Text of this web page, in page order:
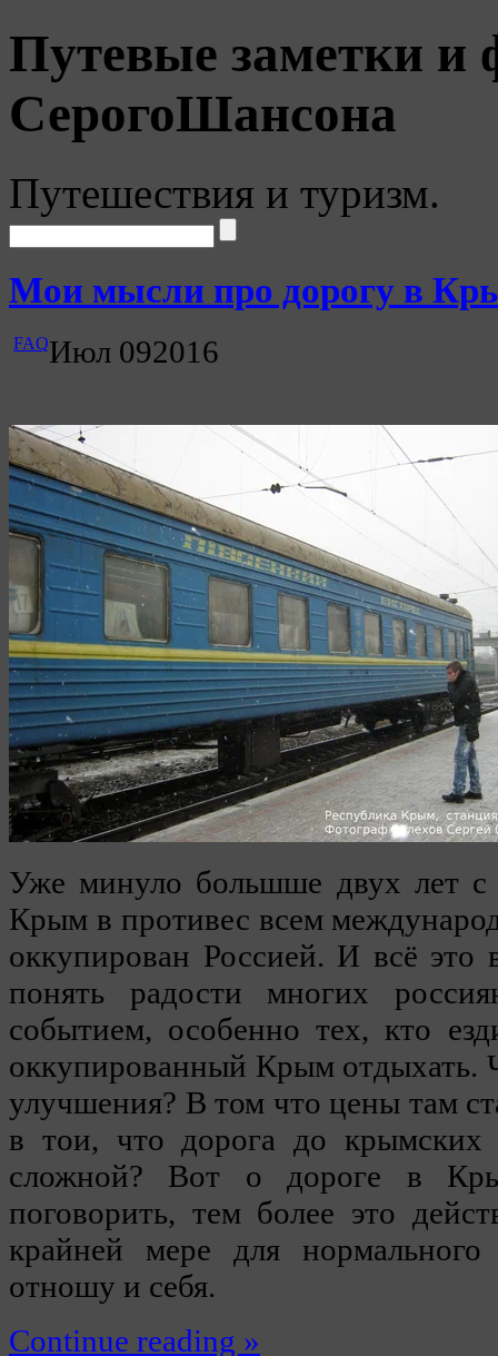
Путевые заметки и
СерогоШансона
Путешествия и туризм.
Мои мысли про дорогу в
FAQИюл 092016
Уже минуло большше двух лет с
Крым в противес всем
оккупирован Россией. И всё это
понять радости многих
событием, особенно тех, кто
оккупированный Крым отдыхать.
улучшения? В том что цены там
в тои, что дорога до крымских
сложной? Вот о дороге в
поговорить, тем более это
крайней мере для
отношу и себя.
Continue reading »